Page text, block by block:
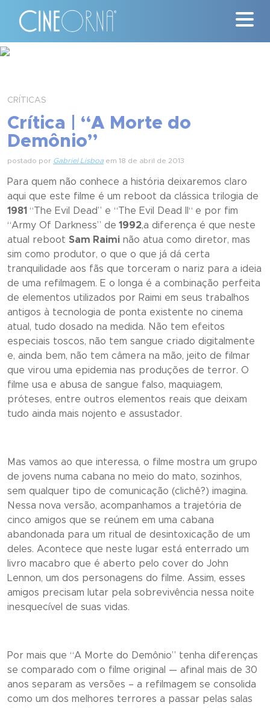
#ClássicosCineOrna
Nossa História
Contato
CRÍTICAS
Crítica | “A Morte do
Demônio”
postado por Gabriel Lisboa em 18 de abril de 2013
Para quem não conhece a história deixaremos claro
aqui que este filme é um reboot da clássica trilogia de
1981 “ The Evil Dead” e “ The Evil Dead II “ e por fim
“Army Of Darkness” de 1992,a diferença é que neste
atual reboot Sam Raimi não atua como diretor, mas
sim como produtor, o que o que já dá certa
tranquilidade aos fãs que torceram o nariz para a ideia
de uma refilmagem. E o longa é a combinação perfeita
de elementos utilizados por Raimi em seus trabalhos
antigos à tecnologia de ponta existente no cinema
atual, tudo dosado na medida. Não tem efeitos
especiais toscos, não tem sangue criado digitalmente
e, ainda bem, não tem câmera na mão, jeito de filmar
que virou uma epidemia nas produções de terror. O
filme usa e abusa de sangue falso, maquiagem,
próteses, entre outros elementos reais que deixam
tudo ainda mais nojento e assustador.
Mas vamos ao que interessa, o filme mostra um grupo
de jovens numa cabana no meio do mato, sozinhos,
sem qualquer tipo de comunicação (clichê?) imagina.
Nessa nova versão, acompanhamos a trajetória de
cinco amigos que se reúnem em uma cabana
abandonada para um ritual de desintoxicação de um
deles. Acontece que neste lugar está enterrado um
livro macabro que é aberto pelo cover do John
Lennon, um dos personagens do filme. Assim, esses
amigos precisam lutar pela sobrevivência nessa noite
inesquecível de suas vidas.
Por mais que “A Morte do Demônio” tenha diferenças
se comparado com o filme original — afinal mais de 30
anos separam as versões – a refilmagem se consolida
como um dos melhores terrores a passar pelas salas